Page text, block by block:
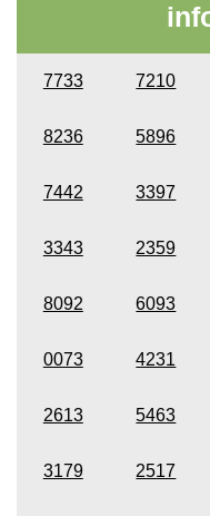
7733 7210
8236 5896
7442 3397
3343 2359
8092 6093
0073 4231
2613 5463
3179 2517